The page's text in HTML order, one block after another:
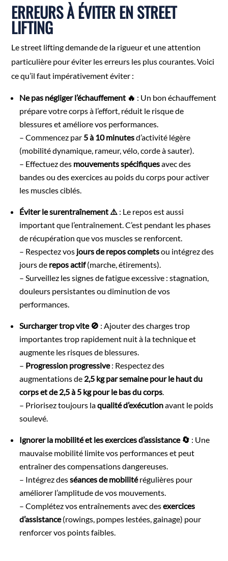
ERREURS À ÉVITER EN STREET
LIFTING
Le street lifting demande de la rigueur et une attention
particulière pour éviter les erreurs les plus courantes. Voici
ce qu’il faut impérativement éviter :
Ne pas négliger l’échauffement 🔥 : Un bon échauffement
prépare votre corps à l’effort, réduit le risque de
blessures et améliore vos performances.
– Commencez par 5 à 10 minutesd’activité légère
(mobilité dynamique, rameur, vélo, corde à sauter).
– Effectuez des mouvements spécifiquesavec des
bandes ou des exercices au poids du corps pour activer
les muscles ciblés.
Éviter le surentraînement ⚠️ : Le repos est aussi
important que l’entraînement. C’est pendant les phases
de récupération que vos muscles se renforcent.
– Respectez vos jours de repos completsou intégrez des
jours de repos actif(marche, étirements).
– Surveillez les signes de fatigue excessive : stagnation,
douleurs persistantes ou diminution de vos
performances.
Surcharger trop vite 🚫 : Ajouter des charges trop
importantes trop rapidement nuit à la technique et
augmente les risques de blessures.
– Progression progressive: Respectez des
augmentations de 2,5 kg par semaine pour le haut du
corps et de 2,5 à 5 kg pour le bas du corps
– Priorisez toujours laqualité d’exécutionavant le poids
soulevé.
Ignorer la mobilité et les exercices d’assistance 🔄 : Une
mauvaise mobilité limite vos performances et peut
entraîner des compensations dangereuses.
– Intégrez desséances de mobilitérégulières pour
améliorer l’amplitude de vos mouvements.
– Complétez vos entraînements avec desexercices
d’assistance(rowings, pompes lestées, gainage) pour
renforcer vos points faibles.